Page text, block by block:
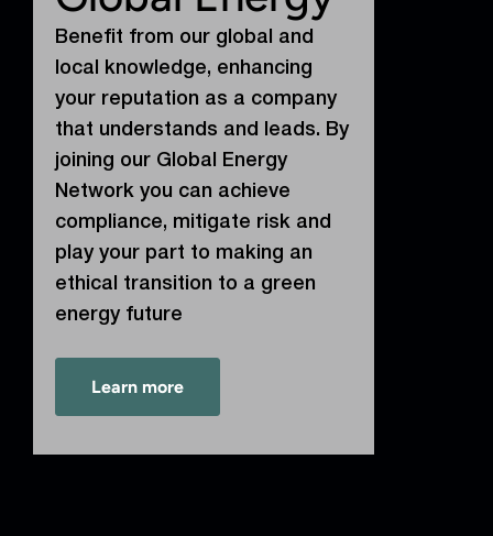
Benefit from our global and
local knowledge, enhancing
your reputation as a company
that understands and leads. By
joining our Global Energy
Network you can achieve
compliance, mitigate risk and
play your part to making an
ethical transition to a green
energy future
Learn more